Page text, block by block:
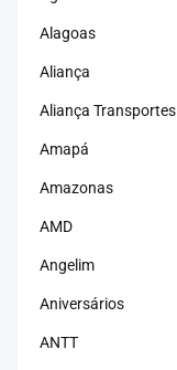
Alagoas
Aliança
Aliança Transportes
Amapá
Amazonas
AMD
Angelim
Aniversários
ANTT